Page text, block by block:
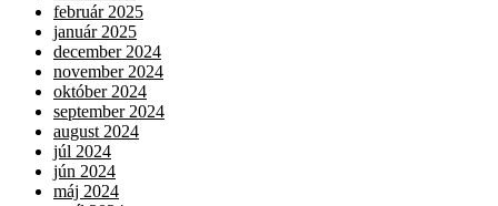
február 2025
január 2025
december 2024
november 2024
október 2024
september 2024
august 2024
júl 2024
jún 2024
máj 2024